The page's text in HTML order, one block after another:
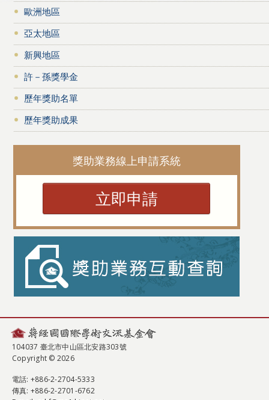
歐洲地區
亞太地區
新興地區
許－孫獎學金
歷年獎助名單
歷年獎助成果
獎助業務線上申請系統
立即申請
104037 臺北市中山區北安路303號
Copyright © 2026
電話: +886-2-2704-5333
傳真: +886-2-2701-6762